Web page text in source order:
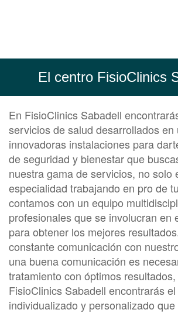
El centro FisioClinics
En FisioClinics Sabadell
servicios de salud desarrollados
innovadoras instalaciones para
de seguridad y bienestar que
nuestra gama de servicios, no solo
especialidad trabajando en pro de
contamos con un equipo
profesionales que se involucran en
para obtener los mejores
constante comunicación con
una buena comunicación es
tratamiento con óptimos
FisioClinics Sabadell encontrarás
individualizado y personalizado